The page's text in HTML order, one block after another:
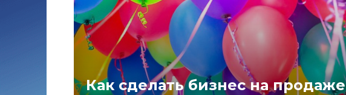
Как сделать бизнес на продаже